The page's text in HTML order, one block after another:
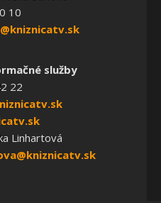
10
služby
22
Linhartová